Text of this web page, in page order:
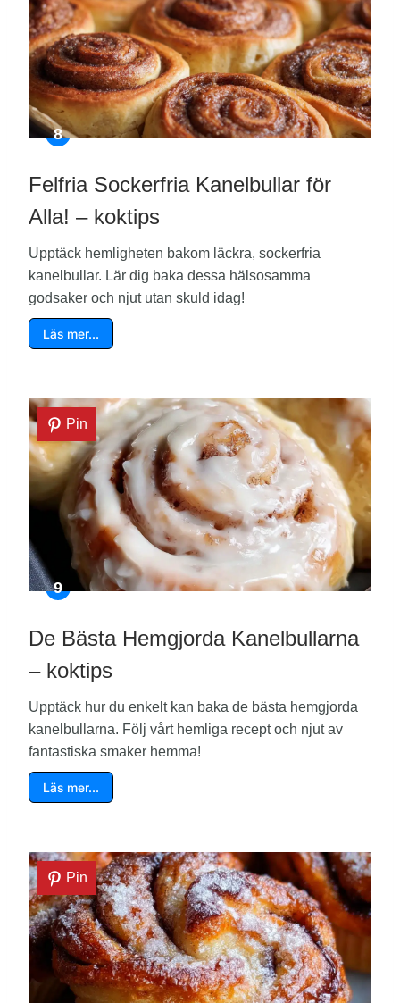
Felfria Sockerfria Kanelbullar för
Alla! – koktips
Upptäck hemligheten bakom läckra, sockerfria
kanelbullar. Lär dig baka dessa hälsosamma
godsaker och njut utan skuld idag!
Läs mer…
Pin
De Bästa Hemgjorda Kanelbullarna
– koktips
Upptäck hur du enkelt kan baka de bästa hemgjorda
kanelbullarna. Följ vårt hemliga recept och njut av
fantastiska smaker hemma!
Läs mer…
Pin